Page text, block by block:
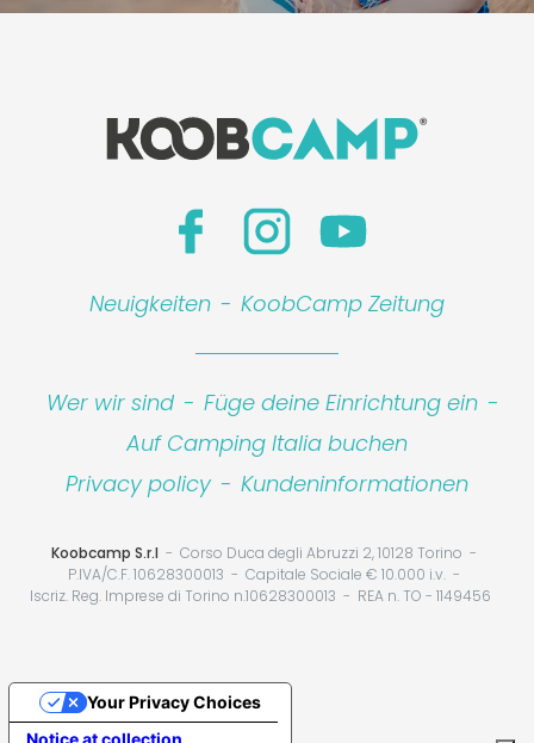
Leaflet
Neuigkeiten - KoobCamp Zeitung
Wer wir sind - Füge deine Einrichtung ein -
Auf Camping Italia buchen
Privacy policy - Kundeninformationen
Koobcamp S.r.l
Corso Duca degli Abruzzi 2, 10128 Torino
P.IVA/C.F. 10628300013
Capitale Sociale € 10.000 i.v.
Iscriz. Reg. Imprese di Torino n.10628300013
REA n. TO - 1149456
Your Privacy Choices